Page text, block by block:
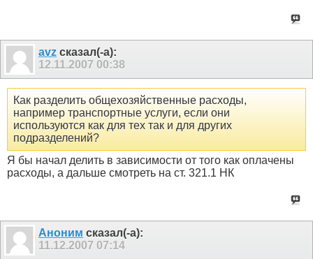
avz сказал(-а):
12.11.2007 00:38
Как разделить общехозяйственные расходы,
например транспортные услуги, если они
используются как для тех так и для других
подразделений?
Я бы начал делить в зависимости от того как оплачены
расходы, а дальше смотреть на ст. 321.1 НК
Аноним сказал(-а):
11.12.2007 07:14